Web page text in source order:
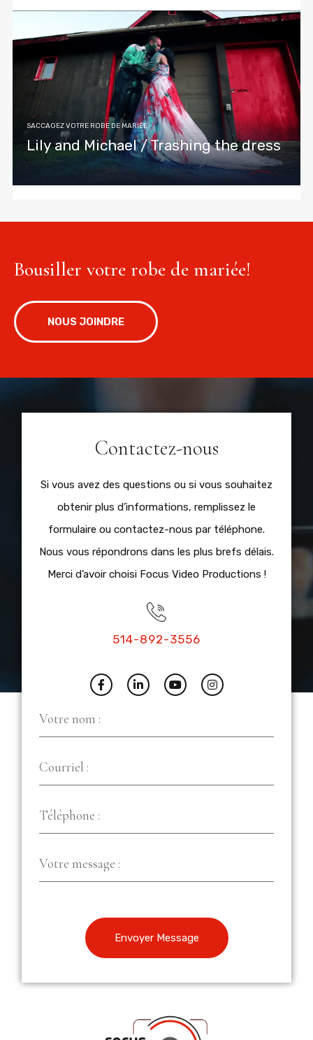
SACCAGEZ VOTRE ROBE DE MARIÉE
Lily and Michael / Trashing the dress
Bousiller votre robe de mariée!
NOUS JOINDRE
Contactez-nous
Si vous avez des questions ou si vous souhaitez
obtenir plus d’informations, remplissez le
formulaire ou contactez-nous par téléphone.
Nous vous répondrons dans les plus brefs délais.
Merci d’avoir choisi Focus Video Productions !
514-892-3556
Envoyer Message